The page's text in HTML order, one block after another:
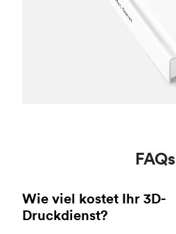
FAQs
Wie viel kostet Ihr 3D-
Druckdienst?